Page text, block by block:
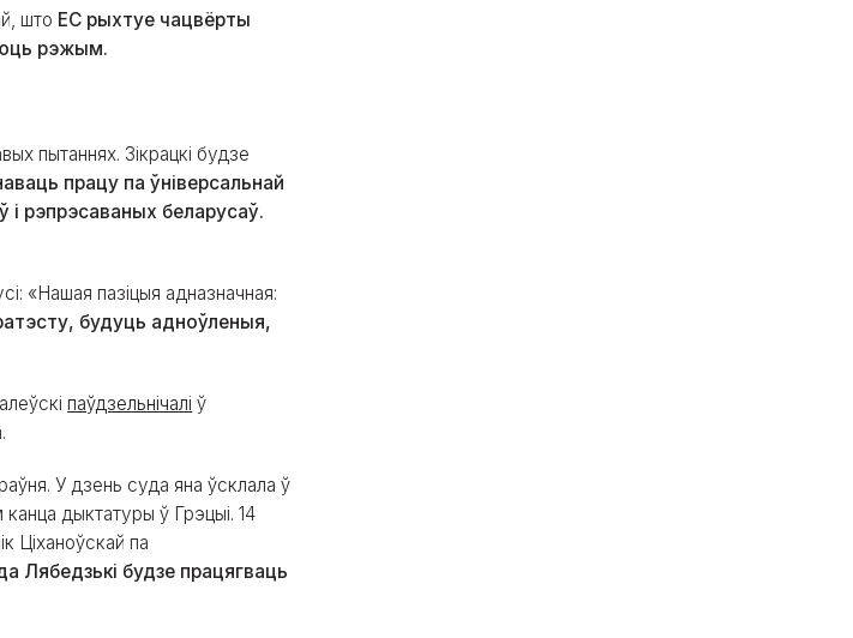
што ЕС рыхтуе чацвёрты
рэжым.
пытаннях. Зікрацкі будзе
працу па ўніверсальнай
рэпрэсаваных беларусаў.
«Нашая пазіцыя адназначная:
будуць адноўленыя,
паўдзельнічалі ў
У дзень суда яна ўсклала ў
дыктатуры ў Грэцыі. 14
Ціханоўскай па
Лябедзькі будзе працягваць